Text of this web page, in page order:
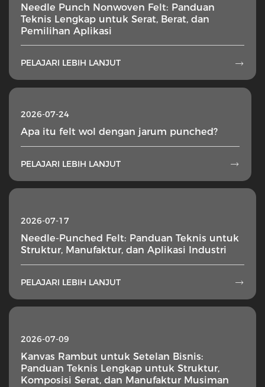
Needle Punch Nonwoven Felt: Panduan
Teknis Lengkap untuk Serat, Berat, dan
Pemilihan Aplikasi
PELAJARI LEBIH LANJUT 
2026-07-24
Apa itu felt wol dengan jarum punched?
PELAJARI LEBIH LANJUT 
2026-07-17
Needle-Punched Felt: Panduan Teknis untuk
Struktur, Manufaktur, dan Aplikasi Industri
PELAJARI LEBIH LANJUT 
2026-07-09
Kanvas Rambut untuk Setelan Bisnis:
Panduan Teknis Lengkap untuk Struktur,
Komposisi Serat, dan Manufaktur Musiman